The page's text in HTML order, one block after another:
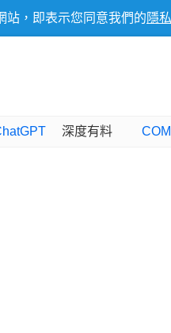
站，即表示您同意我們的 隱
深度有料